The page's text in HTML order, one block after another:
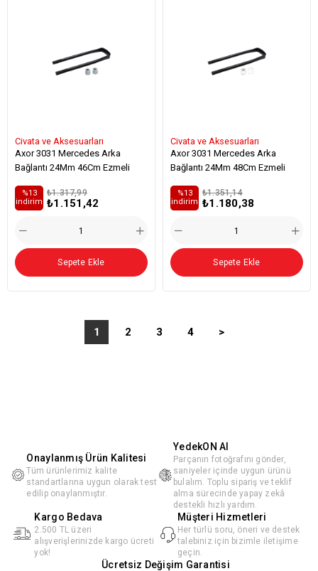
Civata ve Aksesuarları
Axor 3031 Mercedes Arka
Bağlantı 24Mm 46Cm Ezmeli
₺1.151,42
₺1.317,99
%13
i̇ndirim
Sepete Ekle
Civata ve Aksesuarları
Axor 3031 Mercedes Arka
Bağlantı 24Mm 48Cm Ezmeli
₺1.180,38
₺1.351,14
%13
i̇ndirim
Sepete Ekle
1 2 3 4 >
Onaylanmış Ürün Kalitesi
Tüm ürünlerimiz kalite
standartlarına uygun olarak test
edilip onaylanmıştır.
YedekON AI
Parçanın fotoğrafını gönder,
saniyeler içinde uygun ürünü
bulalım. Toplu sipariş ve teklif
alma sürecinde yapay zekâ
destekli hızlı yardım.
Kargo Bedava
2.500 TL üzeri
alışverişlerinizde kargo ücreti
yok!
Müşteri Hizmetleri
Her türlü soru, öneri ve destek
talebiniz için bizimle iletişime
geçin.
Ücretsiz Değişim Garantisi